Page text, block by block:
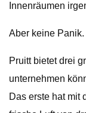
Innenräumen
Aber keine
Pruitt bietet drei
unternehmen
Das erste hat mit